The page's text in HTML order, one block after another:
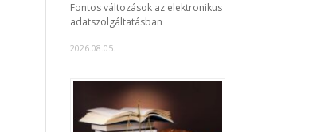
Fontos változások az elektronikus
adatszolgáltatásban
2026.08.05.